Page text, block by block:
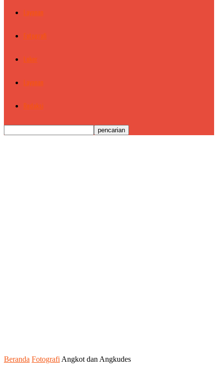
Layanan
Fotografi
Loker
Layanan
Redaksi
Beranda Fotografi Angkot dan Angkudes